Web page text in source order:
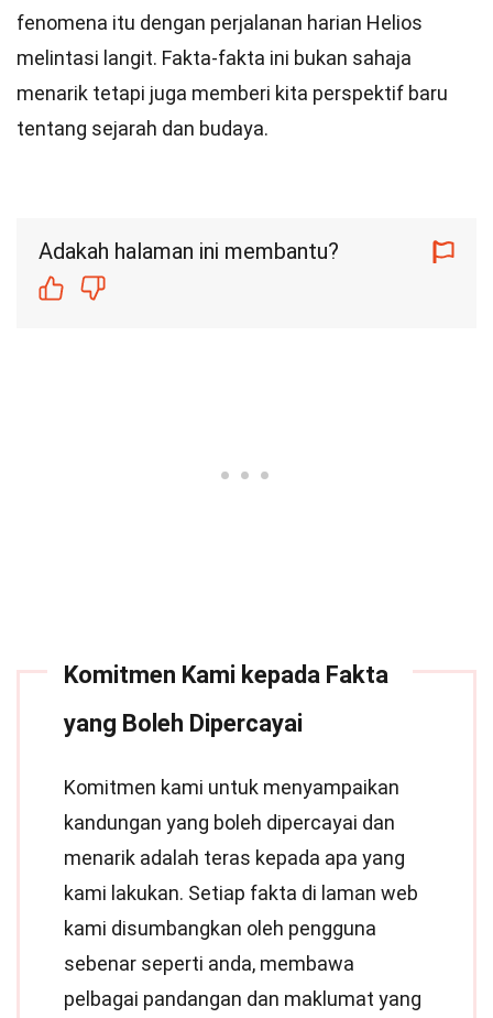
fenomena itu dengan perjalanan harian Helios
melintasi langit. Fakta-fakta ini bukan sahaja
menarik tetapi juga memberi kita perspektif baru
tentang sejarah dan budaya.
Adakah halaman ini membantu?
Komitmen Kami kepada Fakta
yang Boleh Dipercayai
Komitmen kami untuk menyampaikan
kandungan yang boleh dipercayai dan
menarik adalah teras kepada apa yang
kami lakukan. Setiap fakta di laman web
kami disumbangkan oleh pengguna
sebenar seperti anda, membawa
pelbagai pandangan dan maklumat yang